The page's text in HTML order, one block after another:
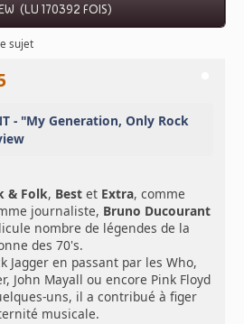
(LU 170392 FOIS)
sujet
- "My Generation, Only Rock
& Folk, Best et Extra, comme
journaliste, Bruno Ducourant
nombre de légendes de la
des 70's.
Jagger en passant par les Who,
John Mayall ou encore Pink Floyd
uns, il a contribué à figer
musicale.